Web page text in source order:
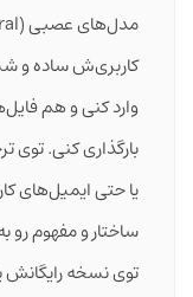
کاربری‌ش ساده و
بارگذاری کنی.
ساختار و مفهوم رو
توی نسخه رایگانش